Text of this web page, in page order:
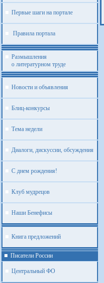
Первые шаги на портале
Правила портала
Размышления
о литературном труде
Новости и объявления
Блиц-конкурсы
Тема недели
Диалоги, дискуссии, обсуждения
С днем рождения!
Клуб мудрецов
Наши Бенефисы
Книга предложений
Писатели России
Центральный ФО